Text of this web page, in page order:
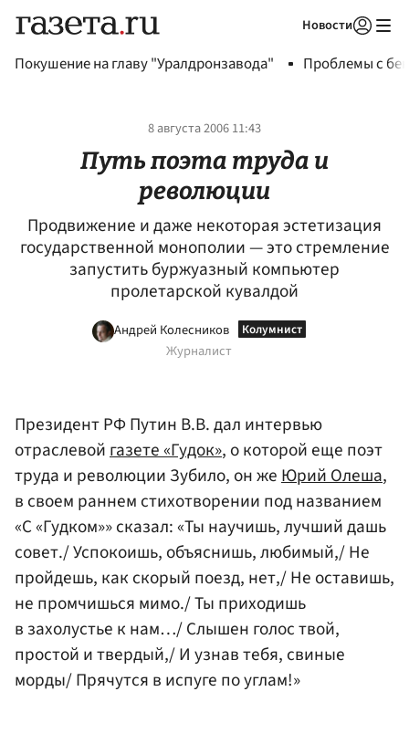
Новости
Покушение на главу "Уралдронзавода" Проблемы с
8 августа 2006 11:43
Путь поэта труда и
революции
Продвижение и даже некоторая эстетизация
государственной монополии — это стремление
запустить буржуазный компьютер
пролетарской кувалдой
Андрей Колесников
Журналист
Президент РФ Путин В.В. дал интервью
отраслевойгазете «Гудок», о которой еще поэт
труда и революции Зубило, он жеЮрий Олеша,
в своем раннем стихотворении под названием
«С «Гудком»» сказал: «Ты научишь, лучший дашь
совет./ Успокоишь, объяснишь, любимый,/ Не
пройдешь, как скорый поезд, нет,/ Не оставишь,
не промчишься мимо./ Ты приходишь
в захолустье к нам…/ Слышен голос твой,
простой и твердый,/ И узнав тебя, свиные
морды/ Прячутся в испуге по углам!»